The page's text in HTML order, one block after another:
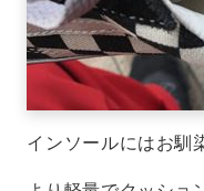
インソールにはお馴